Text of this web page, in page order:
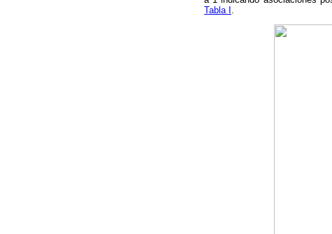
Tabla I